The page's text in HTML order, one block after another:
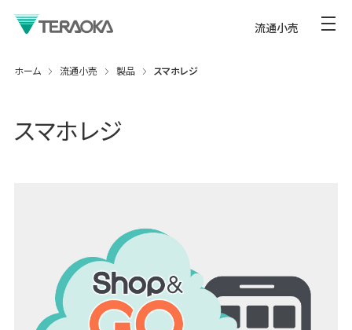
流通小売
ホーム 流通小売 製品 スマホレジ
スマホレジ